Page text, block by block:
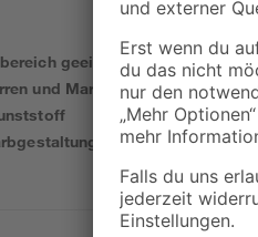
geeignet
und Markieren